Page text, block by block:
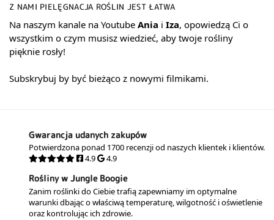
Z NAMI PIELĘGNACJA ROŚLIN JEST ŁATWA
Na naszym kanale na Youtube Ania i Iza, opowiedzą Ci o
wszystkim o czym musisz wiedzieć, aby twoje rośliny
pięknie rosły!
Subskrybuj by być bieżąco z nowymi filmikami.
Gwarancja udanych zakupów
Potwierdzona ponad 1700 recenzji od naszych klientek i klientów.
4.9
4.9
Rośliny w Jungle Boogie
Zanim roślinki do Ciebie trafią zapewniamy im optymalne
warunki dbając o właściwą temperaturę, wilgotność i oświetlenie
oraz kontrolując ich zdrowie.